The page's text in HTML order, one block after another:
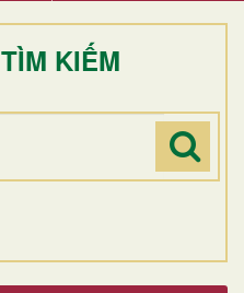
TÌM KIẾM